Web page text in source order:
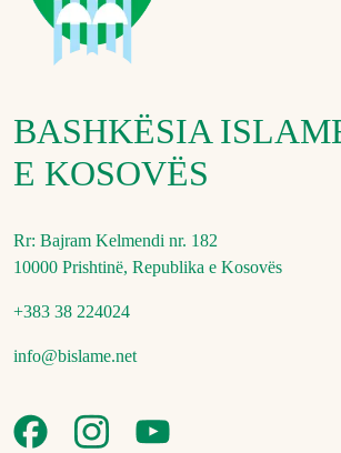
BASHKËSIA
E KOSOVËS
Rr: Bajram Kelmendi nr. 182
10000 Prishtinë, Republika e Kosovës
+383 38 224024
info@bislame.net